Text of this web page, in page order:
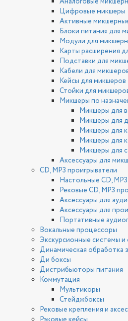
Цифровые микшеры
Активные
Блоки питания для
Модули для
Карты расширения
Подставки для
Кабели для
Кейсы для микшеров
Стойки для
Микшеры по
Микшеры для
Микшеры для
Микшеры для
Микшеры для
Микшеры для
Аксессуары для
CD, MP3 проигрыватели
Настольные CD,
Рековые CD, MP3
Аксессуары для
Аксессуары для
Портативные
Вокальные процессоры
Экскурсионные системы
Динамическая обработка
Ди боксы
Дистрибьюторы питания
Коммутация
Мультикоры
Стейджбоксы
Рековые крепления и